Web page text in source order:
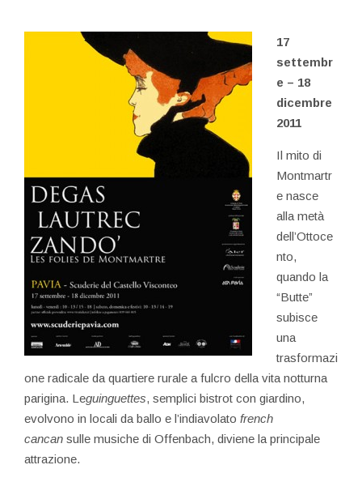
17
settembr
e – 18
dicembre
2011
Il mito di
Montmartr
e nasce
alla metà
dell’Ottoce
nto,
quando la
“Butte”
subisce
una
trasformazi
one radicale da quartiere rurale a fulcro della vita notturna
parigina. Leguinguettes, semplici bistrot con giardino,
evolvono in locali da ballo e l’indiavolato french
cancan sulle musiche di Offenbach, diviene la principale
attrazione.